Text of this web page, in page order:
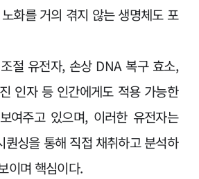
화를 거의 겪지 않는 생명체도 포
절 유전자, 손상 DNA 복구 효소,
인자 등 인간에게도 적용 가능한
여주고 있으며, 이러한 유전자는
퀀싱을 통해 직접 채취하고 분석하
이며 핵심이다.